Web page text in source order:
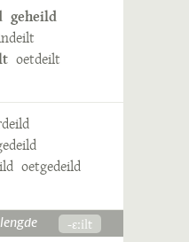
geheild
oetdeilt
oetgedeild
-ɛːilt